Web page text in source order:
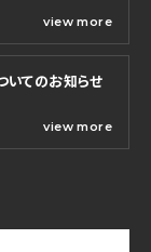
view more
いてのお知らせ
view more